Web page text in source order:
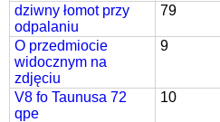
dziwny łomot przy
odpalaniu
79
O przedmiocie
widocznym na
zdjęciu
9
V8 fo Taunusa 72
qpe
10